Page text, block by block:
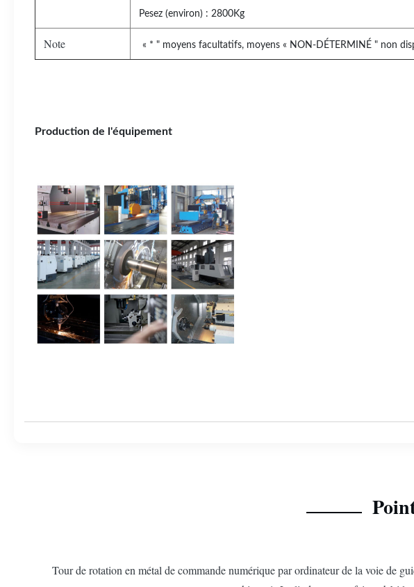
Pesez (environ) : 2800Kg
Note « * " moyens facultatifs, moyens « NON-DÉTERMINÉ " non
Production de l'équipement
Tour de rotation en métal de commande numérique par ordinateur de la voie de